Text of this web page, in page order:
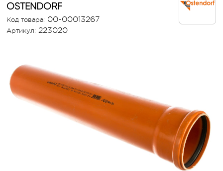
OSTENDORF
Код товара: 00-00013267
Артикул: 223020